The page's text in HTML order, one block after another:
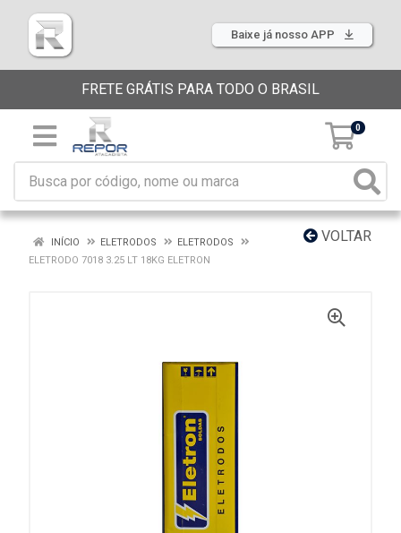
Baixe já nosso APP
FRETE GRÁTIS PARA TODO O BRASIL
0
VOLTAR
INÍCIO ELETRODOS
ELETRODOS
ELETRODO 7018 3.25 LT 18KG ELETRON